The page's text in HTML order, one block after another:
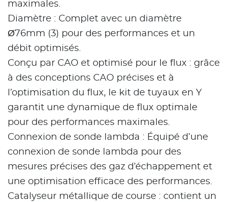
maximales.
Diamètre : Complet avec un diamètre
Ø76mm (3) pour des performances et un
débit optimisés.
Conçu par CAO et optimisé pour le flux : grâce
à des conceptions CAO précises et à
l’optimisation du flux, le kit de tuyaux en Y
garantit une dynamique de flux optimale
pour des performances maximales.
Connexion de sonde lambda : Équipé d’une
connexion de sonde lambda pour des
mesures précises des gaz d’échappement et
une optimisation efficace des performances.
Catalyseur métallique de course : contient un